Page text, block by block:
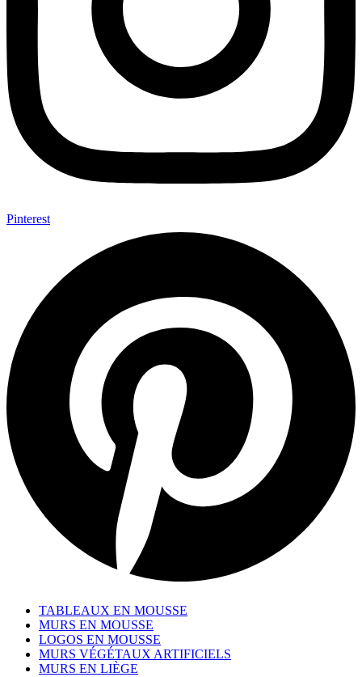
Pinterest
TABLEAUX EN MOUSSE
MURS EN MOUSSE
LOGOS EN MOUSSE
MURS VÉGÉTAUX ARTIFICIELS
MURS EN LIÈGE